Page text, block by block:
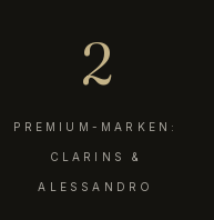
2
PREMIUM-MARKEN:
CLARINS &
ALESSANDRO